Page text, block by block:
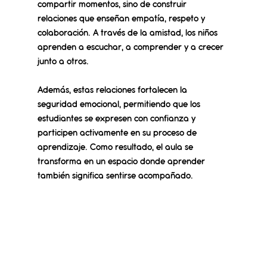
compartir momentos, sino de construir
relaciones que enseñan empatía, respeto y
colaboración. A través de la amistad, los niños
aprenden a escuchar, a comprender y a crecer
junto a otros.
Además, estas relaciones fortalecen la
seguridad emocional, permitiendo que los
estudiantes se expresen con confianza y
participen activamente en su proceso de
aprendizaje. Como resultado, el aula se
transforma en un espacio donde aprender
también significa sentirse acompañado.